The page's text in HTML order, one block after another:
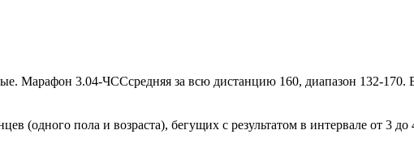
Марафон 3.04-ЧССсредняя за всю дистанцию 160, диапазон 132-
(одного пола и возраста), бегущих с результатом в интервале от 3 до